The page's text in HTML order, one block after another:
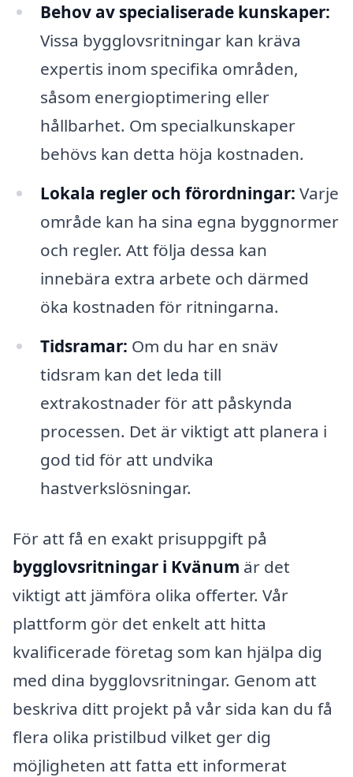
Behov av specialiserade kunskaper:
Vissa bygglovsritningar kan kräva
expertis inom specifika områden,
såsom energioptimering eller
hållbarhet. Om specialkunskaper
behövs kan detta höja kostnaden.
Lokala regler och förordningar: Varje
område kan ha sina egna byggnormer
och regler. Att följa dessa kan
innebära extra arbete och därmed
öka kostnaden för ritningarna.
Tidsramar: Om du har en snäv
tidsram kan det leda till
extrakostnader för att påskynda
processen. Det är viktigt att planera i
god tid för att undvika
hastverkslösningar.
För att få en exakt prisuppgift på
bygglovsritningar i Kvänum är det
viktigt att jämföra olika offerter. Vår
plattform gör det enkelt att hitta
kvalificerade företag som kan hjälpa dig
med dina bygglovsritningar. Genom att
beskriva ditt projekt på vår sida kan du få
flera olika pristilbud vilket ger dig
möjligheten att fatta ett informerat